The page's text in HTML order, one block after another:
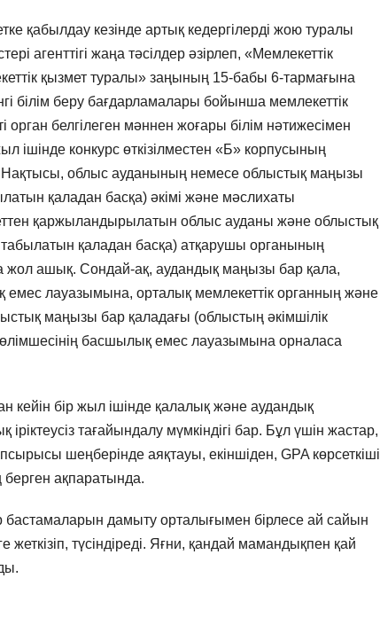
қабылдау кезінде артық кедергілерді жою туралы
агенттігі жаңа тәсілдер әзірлеп, «Мемлекеттік
қызмет туралы» заңының 15-бабы 6-тармағына
білім беру бағдарламалары бойынша мемлекеттік
белгілеген мәннен жоғары білім нәтижесімен
ішінде конкурс өткізілместен «Б» корпусының
Нақтысы, облыс ауданының немесе облыстық маңызы
қаладан басқа) әкімі және мәслихаты
қаржыландырылатын облыс ауданы және облыстық
қаладан басқа) атқарушы органының
жол ашық. Сондай-ақ, аудандық маңызы бар қала,
лауазымына, орталық мемлекеттік органның және
маңызы бар қаладағы (облыстың әкімшілік
басшылық емес лауазымына орналаса
кейін бір жыл ішінде қалалық және аудандық
тағайындалу мүмкіндігі бар. Бұл үшін жастар,
шеңберінде аяқтауы, екіншіден, GPA көрсеткіші
берген ақпаратында.
бастамаларын дамыту орталығымен бірлесе ай сайын
түсіндіреді. Яғни, қандай мамандықпен қай